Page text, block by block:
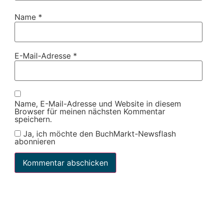
Name *
E-Mail-Adresse *
Name, E-Mail-Adresse und Website in diesem
Browser für meinen nächsten Kommentar
speichern.
Ja, ich möchte den BuchMarkt-Newsflash
abonnieren